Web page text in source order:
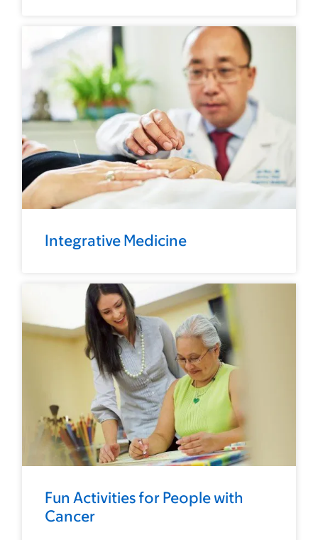
Integrative Medicine
Fun Activities for People with
Cancer